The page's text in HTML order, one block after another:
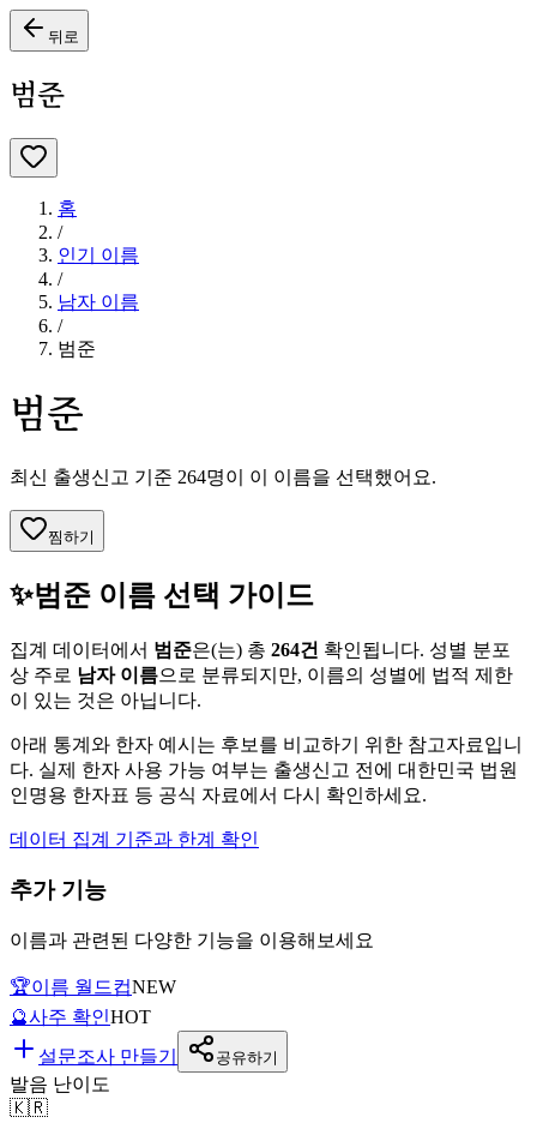
뒤로
범준
홈
/
인기 이름
/
남자 이름
/
범준
범준
최신 출생신고 기준 264명이 이 이름을 선택했어요.
찜하기
✨범준 이름 선택 가이드
집계 데이터에서 범준은(는) 총 264건 확인됩니다. 성별 분포
상 주로 남자이름으로 분류되지만, 이름의 성별에 법적 제한
이 있는 것은 아닙니다.
아래 통계와 한자 예시는 후보를 비교하기 위한 참고자료입니
다. 실제 한자 사용 가능 여부는 출생신고 전에 대한민국 법원
인명용 한자표 등 공식 자료에서 다시 확인하세요.
데이터 집계 기준과 한계 확인
추가 기능
이름과 관련된 다양한 기능을 이용해보세요
🏆이름 월드컵NEW
🔮사주 확인HOT
설문조사 만들기
공유하기
발음 난이도
🇰🇷